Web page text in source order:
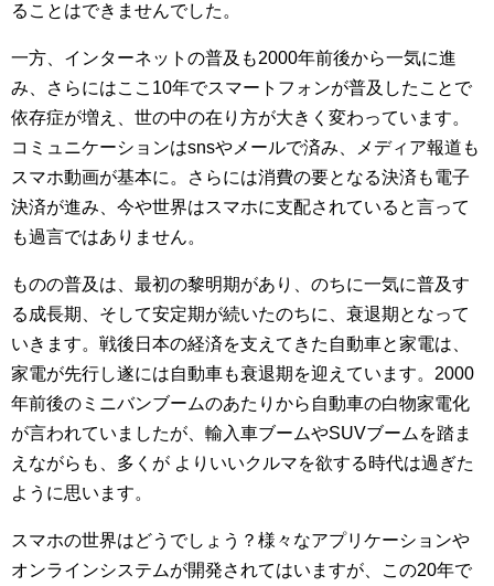
ることはできませんでした。
一方、インターネットの普及も2000年前後から一気に進
み、さらにはここ10年でスマートフォンが普及したことで
依存症が増え、世の中の在り方が大きく変わっています。
コミュニケーションはsnsやメールで済み、メディア報道も
スマホ動画が基本に。さらには消費の要となる決済も電子
決済が進み、今や世界はスマホに支配されていると言って
も過言ではありません。
ものの普及は、最初の黎明期があり、のちに一気に普及す
る成長期、そして安定期が続いたのちに、衰退期となって
いきます。戦後日本の経済を支えてきた自動車と家電は、
家電が先行し遂には自動車も衰退期を迎えています。2000
年前後のミニバンブームのあたりから自動車の白物家電化
が言われていましたが、輸入車ブームやSUVブームを踏ま
えながらも、多くが よりいいクルマを欲する時代は過ぎた
ように思います。
スマホの世界はどうでしょう？様々なアプリケーションや
オンラインシステムが開発されてはいますが、この20年で